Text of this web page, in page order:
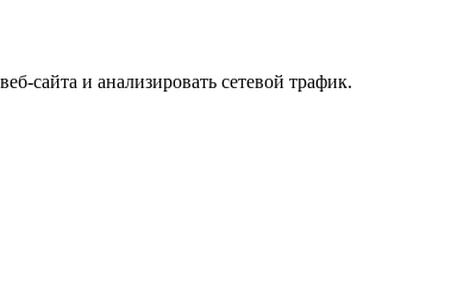
сайта и анализировать сетевой трафик.